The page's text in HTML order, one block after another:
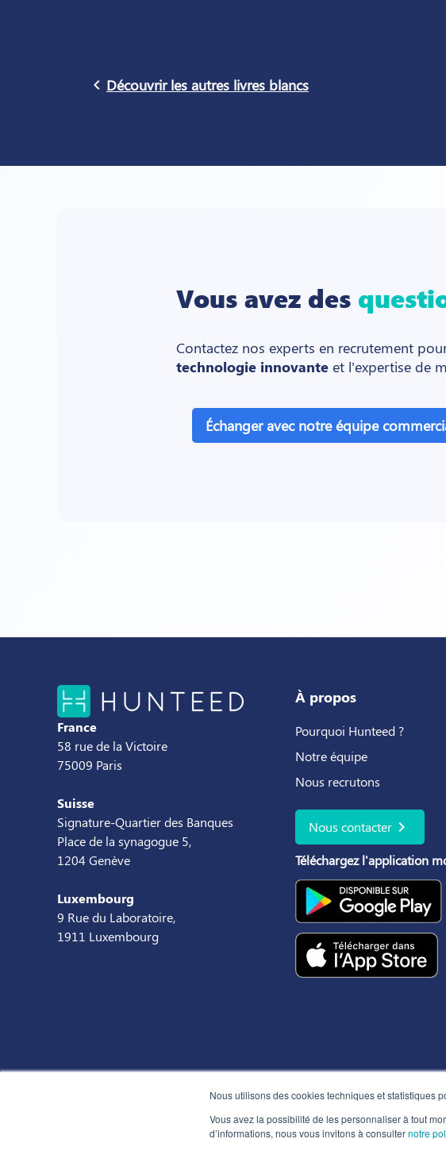
Nous utilisons des cookies techniques et statistiques
Vous avez la possibilité de les personnaliser à tout
d’informations, nous vous invitons à consulternotre
navigate_before Découvrir les autres livres blancs
Vous avez des
Contactez nos experts en recrutement
technologie innovante et l'expertise de
Échanger avec notre équipe
France
58 rue de la Victoire
75009 Paris
Suisse
Signature-Quartier des Banques
Place de la synagogue 5,
1204 Genève
Luxembourg
9 Rue du Laboratoire,
1911 Luxembourg
À propos
Pourquoi Hunteed ?
Notre équipe
Nous recrutons
Nous contacter chevron_right
Téléchargez l'application